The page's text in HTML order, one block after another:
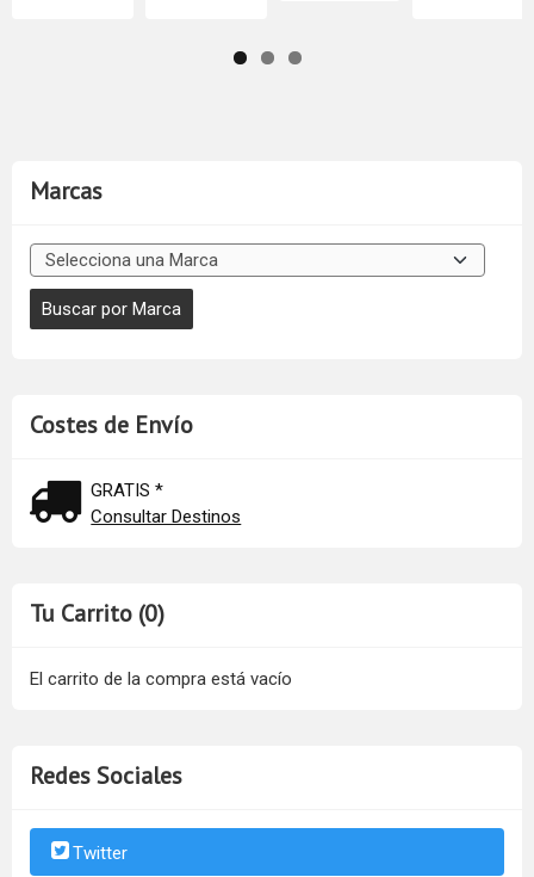
Marcas
Costes de Envío
GRATIS *
Consultar Destinos
Tu Carrito (0)
El carrito de la compra está vacío
Redes Sociales
Twitter